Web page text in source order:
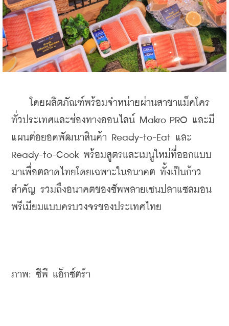
โดยผลิตภัณฑ์พร้อมจำหน่ายผ่านสาขาแม็คโคร
ทั่วประเทศและช่องทางออนไลน์ Makro PRO และมี
แผนต่อยอดพัฒนาสินค้า Ready-to-Eat และ
Ready-to-Cook พร้อมสูตรและเมนูใหม่ที่ออกแบบ
มาเพื่อตลาดไทยโดยเฉพาะในอนาคต ทั้งเป็นก้าว
สำคัญ รวมถึงอนาคตของซัพพลายเชนปลาแซลมอน
พรีเมียมแบบครบวงจรของประเทศไทย
ภาพ: ซีพี แอ็กซ์ตร้า